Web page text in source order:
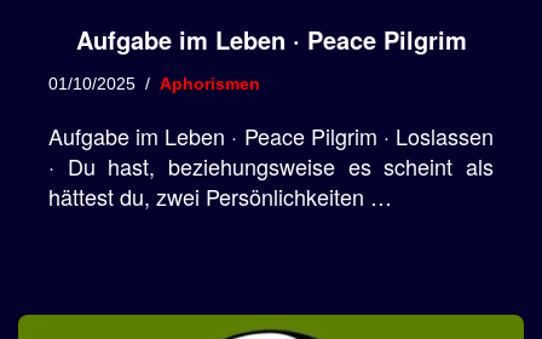
Aufgabe im Leben · Peace Pilgrim
01/10/2025 Aphorismen
Aufgabe im Leben · Peace Pilgrim · Loslassen
· Du hast, beziehungsweise es scheint als
hättest du, zwei Persönlichkeiten …